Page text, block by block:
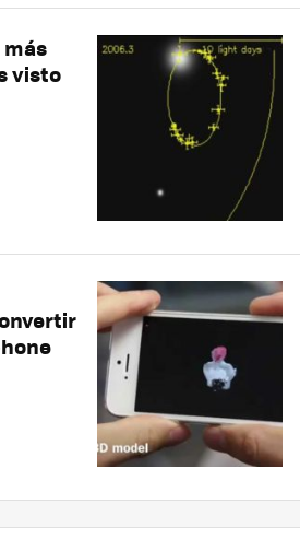
más
visto